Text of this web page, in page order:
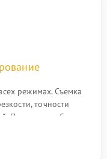
режимах. Съемка
точности
Проверка работы
и тестирование